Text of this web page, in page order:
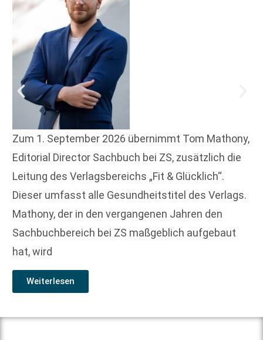
Zum 1. September 2026 übernimmt Tom Mathony,
Editorial Director Sachbuch bei ZS, zusätzlich die
Leitung des Verlagsbereichs „Fit & Glücklich“.
Dieser umfasst alle Gesundheitstitel des Verlags.
Mathony, der in den vergangenen Jahren den
Sachbuchbereich bei ZS maßgeblich aufgebaut
hat, wird
Weiterlesen